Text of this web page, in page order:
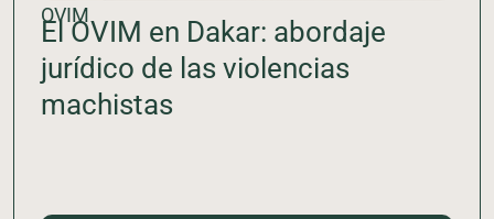
OVIM
El OVIM en Dakar: abordaje
jurídico de las violencias
machistas